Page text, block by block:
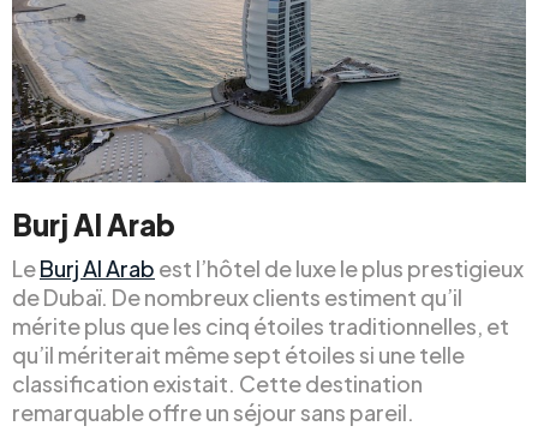
Burj Al Arab
LeBurj Al Arab est l’hôtel de luxe le plus prestigieux
de Dubaï. De nombreux clients estiment qu’il
mérite plus que les cinq étoiles traditionnelles, et
qu’il mériterait même sept étoiles si une telle
classification existait. Cette destination
remarquable offre un séjour sans pareil.